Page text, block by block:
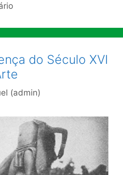
do Século XVI
(admin)